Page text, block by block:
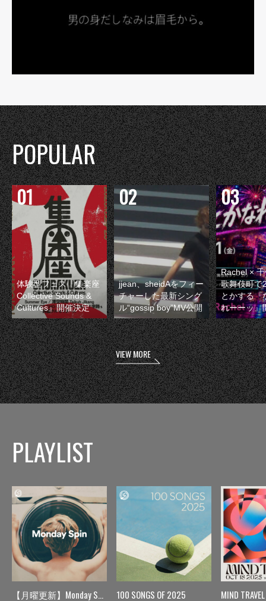
POPULAR
体験型フェス『集楽座
Collective Sounds &
Cultures』開催決定
jjean、sheidAをフィー
チャーした最新シング
ル“gossip boy”MV公開
Rachel ×
歌舞伎町で
とかする『
れーーッ』
VIEW MORE
PLAYLIST
【月曜更新】Monday Spin 100 SONGS OF 2025 MIND TRAVEL